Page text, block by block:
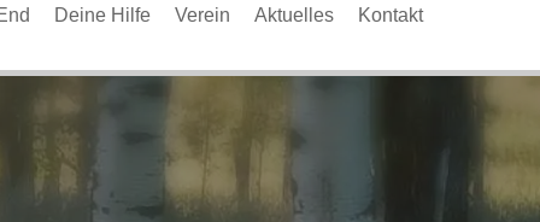
Deine Hilfe Verein Aktuelles Kontakt